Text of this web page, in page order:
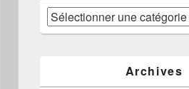
Catégories
Archives